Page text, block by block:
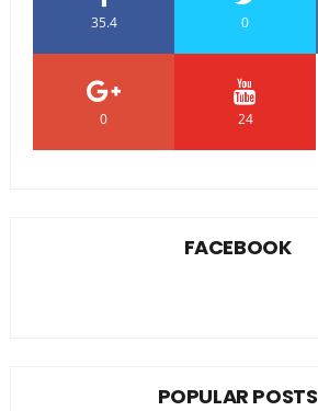
35.4 0
0 24
FACEBOOK
POPULAR POSTS